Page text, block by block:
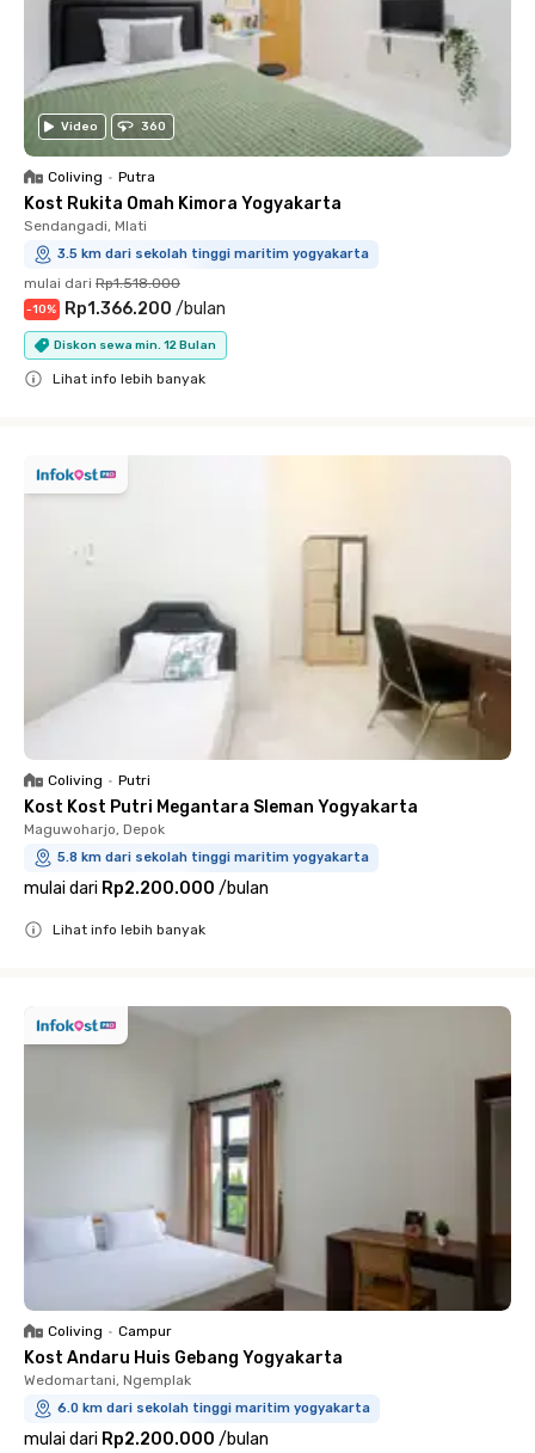
Video 360
Coliving • Putra
Kost Rukita Omah Kimora Yogyakarta
Sendangadi, Mlati
3.5 km dari sekolah tinggi maritim yogyakarta
mulai dari Rp1.518.000
-10% Rp1.366.200 /bulan
Diskon sewa min. 12 Bulan
Lihat info lebih banyak
Coliving • Putri
Kost Kost Putri Megantara Sleman Yogyakarta
Maguwoharjo, Depok
5.8 km dari sekolah tinggi maritim yogyakarta
mulai dari Rp2.200.000 /bulan
Lihat info lebih banyak
Coliving • Campur
Kost Andaru Huis Gebang Yogyakarta
Wedomartani, Ngemplak
6.0 km dari sekolah tinggi maritim yogyakarta
mulai dari Rp2.200.000 /bulan